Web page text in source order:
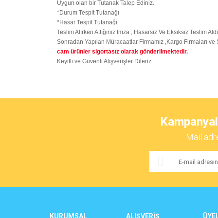
Uygun olan bir Tutanak Talep Ediniz.
*Durum Tespit Tutanağı
*Hasar Tespit Tutanağı
Teslim Alırken Attığınız İmza ; Hasarsız Ve Eksiksiz Teslim
Sonradan Yapılan Müracaatlar Firmamız ,Kargo Firmaları
cam ürünler sigortasız olarak gönderilmektedir.
Keyifli ve Güvenli Alışverişler Dileriz.
Ürün resmi kalitesiz, bozuk veya görüntülenemiyor.
Mail
KURUMSAL ALIŞVERİŞ